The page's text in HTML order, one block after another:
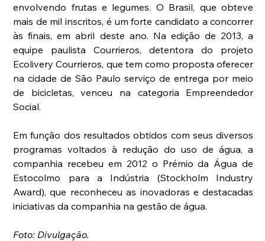
envolvendo frutas e legumes. O Brasil, que obteve
mais de mil inscritos, é um forte candidato a concorrer
às finais, em abril deste ano. Na edição de 2013, a
equipe paulista Courrieros, detentora do projeto
Ecolivery Courrieros, que tem como proposta oferecer
na cidade de São Paulo serviço de entrega por meio
de bicicletas, venceu na categoria Empreendedor
Social.
Em função dos resultados obtidos com seus diversos
programas voltados à redução do uso de água, a
companhia recebeu em 2012 o Prémio da Água de
Estocolmo para a Indústria (Stockholm Industry
Award), que reconheceu as inovadoras e destacadas
iniciativas da companhia na gestão de água.
Foto: Divulgação.